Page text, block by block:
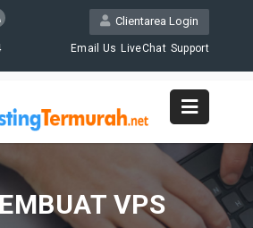
Clientarea Login
Email Us LiveChat Support
VPS